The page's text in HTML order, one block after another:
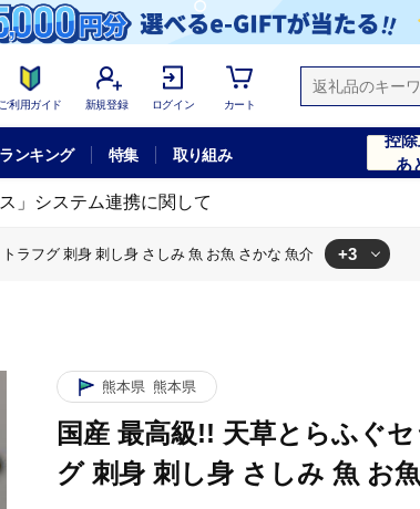
ご利用ガイド 新規登録 ログイン カート
ランキング 特集 取り組み
控
あ
」システム連携に関して
ラフグ 刺身 刺し身 さしみ 魚 お魚 さかな 魚介 +3
熊本県 熊本県
国産 最高級!! 天草とらふぐ
グ 刺身 刺し身 さしみ 魚 お